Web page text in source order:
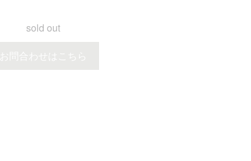
sold out
お問合わせはこちら